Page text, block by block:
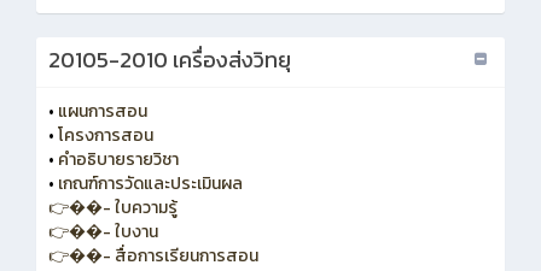
20105-2010 เครื่องส่งวิทยุ
• แผนการสอน
•โครงการสอน
• คำอธิบายรายวิชา
• เกณฑ์การวัดและประเมินผล
👉��- ใบความรู้
👉��- ใบงาน
👉��- สื่อการเรียนการสอน